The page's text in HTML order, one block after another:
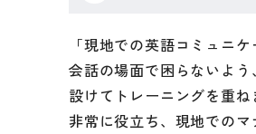
「現地での英語コミュニ
会話の場面で困らないよ
設けてトレーニングを重
非常に役立ち、現地での